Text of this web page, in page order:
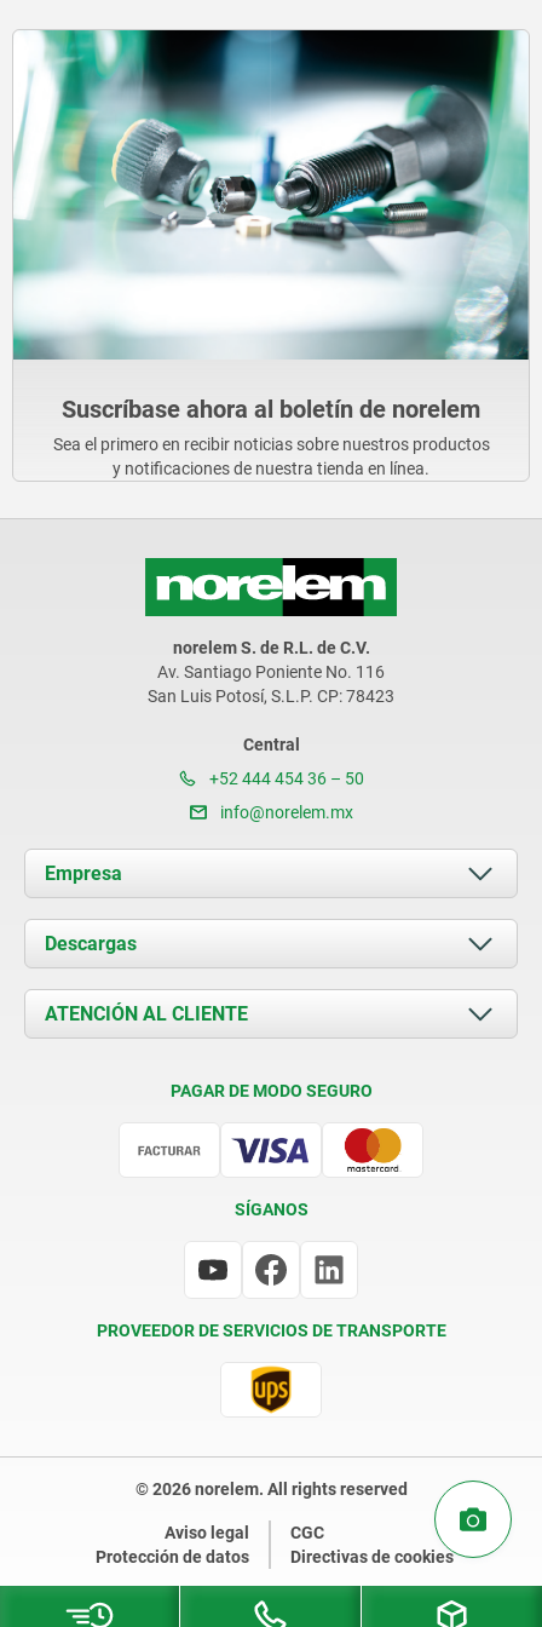
Suscríbase ahora al boletín de norelem
Sea el primero en recibir noticias sobre nuestros productos
y notificaciones de nuestra tienda en línea.
norelem S. de R.L. de C.V.
Av. Santiago Poniente No. 116
San Luis Potosí, S.L.P. CP: 78423
Central
+52 444 454 36 – 50
info@norelem.mx
Empresa
Acerca de nosotros
Novedades
Contacto
Descargas
Documents
ATENCIÓN AL CLIENTE
PAGAR DE MODO SEGURO
SÍGANOS
PROVEEDOR DE SERVICIOS DE TRANSPORTE
© 2026 norelem. All rights reserved
Aviso legal
CGC
Protección de datos
Directivas de cookies